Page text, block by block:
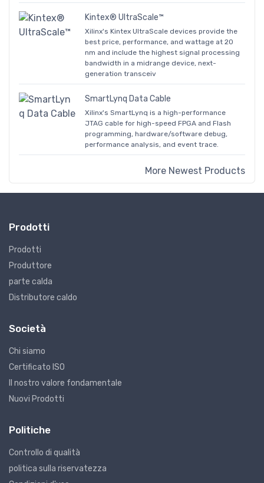
Kintex® UltraScale™
Xilinx's Kintex UltraScale devices provide the
best price, performance, and wattage at 20
nm and include the highest signal processing
bandwidth in a midrange device, next-
generation transceiv
SmartLynq Data Cable
Xilinx's SmartLynq is a high-performance
JTAG cable for high-speed FPGA and Flash
programming, hardware/software debug,
performance analysis, and event trace.
More Newest Products
Prodotti
Prodotti
Produttore
parte calda
Distributore caldo
Società
Chi siamo
Certificato ISO
Il nostro valore fondamentale
Nuovi Prodotti
Politiche
Controllo di qualità
politica sulla riservatezza